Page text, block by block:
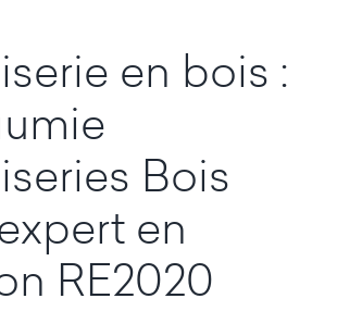
en bois :
Bois
en
RE2020